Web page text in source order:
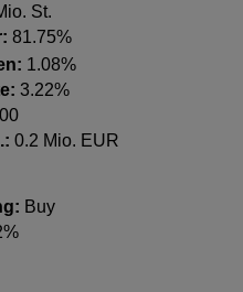
St.
81.75%
1.08%
3.22%
0.2 Mio. EUR
Buy